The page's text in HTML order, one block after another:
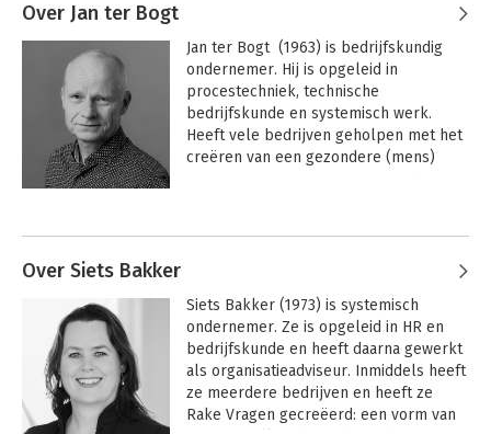
Over Jan ter Bogt
Jan ter Bogt  (1963) is bedrijfskundig
ondernemer. Hij is opgeleid in
procestechniek, technische
bedrijfskunde en systemisch werk.
Heeft vele bedrijven geholpen met het
creëren van een gezondere (mens)
deze concreet in de praktijk toe te
passen.
Over Siets Bakker
Siets Bakker (1973) is systemisch
ondernemer. Ze is opgeleid in HR en
bedrijfskunde en heeft daarna gewerkt
als organisatieadviseur. Inmiddels heeft
ze meerdere bedrijven en heeft ze
Rake Vragen gecreëerd: een vorm van